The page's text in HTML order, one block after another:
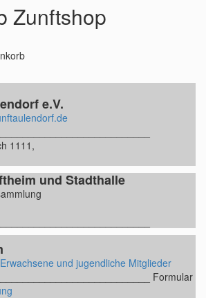
Zunftshop
e.V.
1111,
und Stadthalle
Erwachsene und jugendliche Mitglieder
Formular